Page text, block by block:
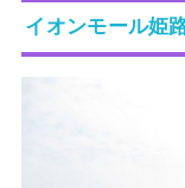
イオンモール姫